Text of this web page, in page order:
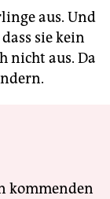
aus. Und
sie kein
nicht aus. Da
kommenden